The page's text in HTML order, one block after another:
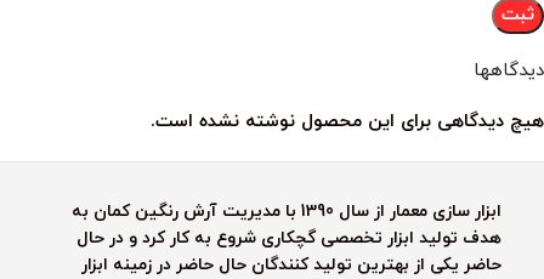
دیدگاهها
هیچ دیدگاهی برای این محصول نوشته نشده است.
ابزار سازی معمار از سال 1390 با مدیریت آرش رنگین کمان به
هدف تولید ابزار تخصصی گچکاری شروع به کار کرد و در حال
حاضر یکی از بهترین تولید کنندگان حال حاضر در زمینه ابزار